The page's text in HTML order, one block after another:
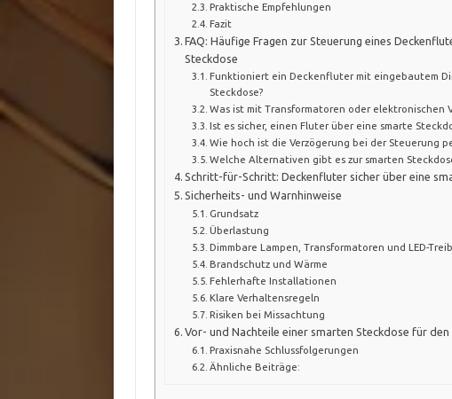
Praktische Empfehlungen
Fazit
FAQ: Häufige Fragen zur Steuerung eines
Steckdose
Funktioniert ein Deckenfluter mit eingebautem
Steckdose?
Was ist mit Transformatoren oder elektronischen
Ist es sicher, einen Fluter über eine smarte
Wie hoch ist die Verzögerung bei der Steuerung
Welche Alternativen gibt es zur smarten
Schritt-für-Schritt: Deckenfluter sicher über eine
Sicherheits- und Warnhinweise
Grundsatz
Überlastung
Dimmbare Lampen, Transformatoren und LED-
Brandschutz und Wärme
Fehlerhafte Installationen
Klare Verhaltensregeln
Risiken bei Missachtung
Vor- und Nachteile einer smarten Steckdose für
Praxisnahe Schlussfolgerungen
Ähnliche Beiträge: